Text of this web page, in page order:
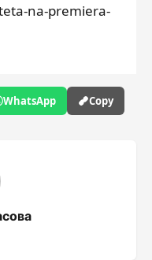
na-premiera-
WhatsApp Copy